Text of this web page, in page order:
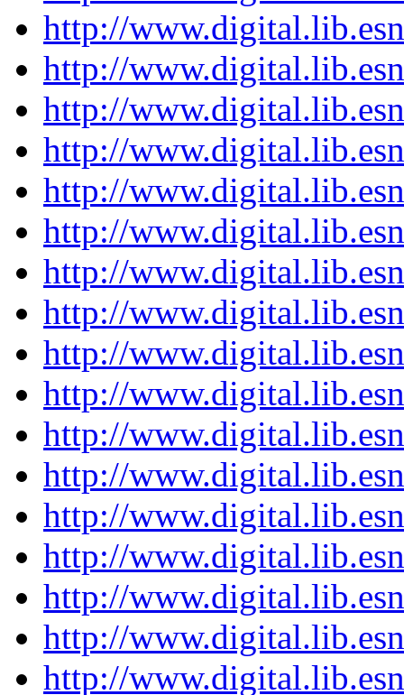
http://
http://
http://
http://
http://
http://
http://
http://
http://
http://
http://
http://
http://
http://
http://
http://
http://